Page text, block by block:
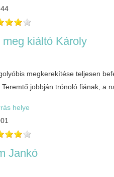
meg kiáltó Károly
megkerekítése teljesen
jobbján trónoló fiának, a
helye
Jankó